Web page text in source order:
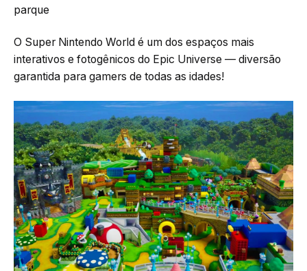
parque
O Super Nintendo World é um dos espaços mais
interativos e fotogênicos do Epic Universe — diversão
garantida para gamers de todas as idades!